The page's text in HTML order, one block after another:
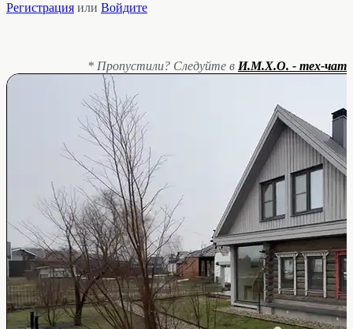
Регистрация или Войдите
* Пропустили? Следуйте в И.М.Х.О. - тех-чат